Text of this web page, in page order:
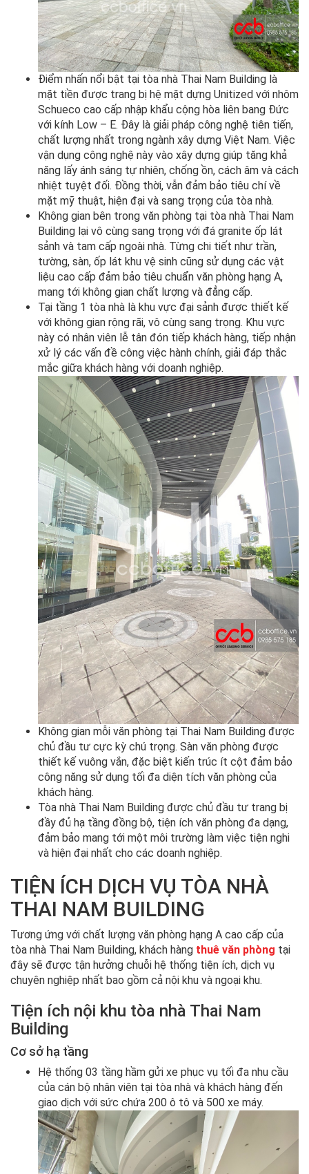
Điểm nhấn nổi bật tại tòa nhà Thai Nam Building là
mặt tiền được trang bị hệ mặt dựng Unitized với nhôm
Schueco cao cấp nhập khẩu cộng hòa liên bang Đức
với kính Low – E. Đây là giải pháp công nghệ tiên tiến,
chất lượng nhất trong ngành xây dựng Việt Nam. Việc
vận dụng công nghệ này vào xây dựng giúp tăng khả
năng lấy ánh sáng tự nhiên, chống ồn, cách âm và cách
nhiệt tuyệt đối. Đồng thời, vẫn đảm bảo tiêu chí về
mặt mỹ thuật, hiện đại và sang trọng của tòa nhà.
Không gian bên trong văn phòng tại tòa nhà Thai Nam
Building lại vô cùng sang trọng với đá granite ốp lát
sảnh và tam cấp ngoài nhà. Từng chi tiết như trần,
tường, sàn, ốp lát khu vệ sinh cũng sử dụng các vật
liệu cao cấp đảm bảo tiêu chuẩn văn phòng hạng A,
mang tới không gian chất lượng và đẳng cấp.
Tại tầng 1 tòa nhà là khu vực đại sảnh được thiết kế
với không gian rộng rãi, vô cùng sang trọng. Khu vực
này có nhân viên lễ tân đón tiếp khách hàng, tiếp nhận
xử lý các vấn đề công việc hành chính, giải đáp thắc
mắc giữa khách hàng với doanh nghiệp.
Không gian mỗi văn phòng tại Thai Nam Building được
chủ đầu tư cực kỳ chú trọng. Sàn văn phòng được
thiết kế vuông vắn, đặc biệt kiến trúc ít cột đảm bảo
công năng sử dụng tối đa diện tích văn phòng của
khách hàng.
Tòa nhà Thai Nam Building được chủ đầu tư trang bị
đầy đủ hạ tầng đồng bộ, tiện ích văn phòng đa dạng,
đảm bảo mang tới một môi trường làm việc tiện nghi
và hiện đại nhất cho các doanh nghiệp.
TIỆN ÍCH DỊCH VỤ TÒA NHÀ
THAI NAM BUILDING
Tương ứng với chất lượng văn phòng hạng A cao cấp của
tòa nhà Thai Nam Building, khách hàng thuê văn phòng tại
đây sẽ được tận hưởng chuỗi hệ thống tiện ích, dịch vụ
chuyên nghiệp nhất bao gồm cả nội khu và ngoại khu.
Tiện ích nội khu tòa nhà Thai Nam
Building
Cơ sở hạ tầng
Hệ thống 03 tầng hầm gửi xe phục vụ tối đa nhu cầu
của cán bộ nhân viên tại tòa nhà và khách hàng đến
giao dịch với sức chứa 200 ô tô và 500 xe máy.